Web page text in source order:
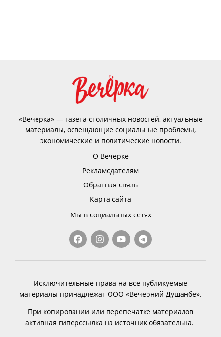
«Вечёрка» — газета столичных новостей, актуальные
материалы, освещающие социальные проблемы,
экономические и политические новости.
О Вечёрке
Рекламодателям
Обратная связь
Карта сайта
Мы в социальных сетях
Исключительные права на все публикуемые
материалы принадлежат ООО «Вечерний Душанбе».
При копировании или перепечатке материалов
активная гиперссылка на источник обязательна.